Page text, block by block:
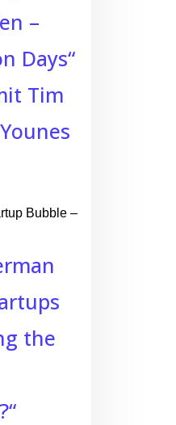
–
Days“
Tim
Bubble –
the